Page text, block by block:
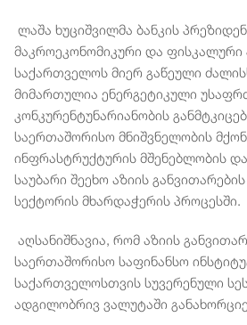
ლაშა ხუციშვილმა ბანკის
მაკროეკონომიკური და ფისკალური
საქართველოს მიერ გაწეული
მიმართულია ენერგეტიკული
კონკურენტუნარიანობის
საერთაშორისო მნიშვნელობის
ინფრასტრუქტურის მშენებლობის
საუბარი შეეხო აზიის
სექტორის მხარდაჭერის პროცესში.
აღსანიშნავია, რომ აზიის
საერთაშორისო საფინანსო
საქართველოსთვის სუვერენული
ადგილობრივ ვალუტაში